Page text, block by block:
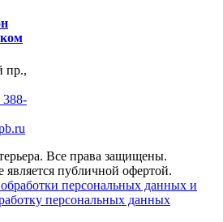
пр.,
388-
Все права защищены.
публичной офертой.
персональных данных и
персональных данных